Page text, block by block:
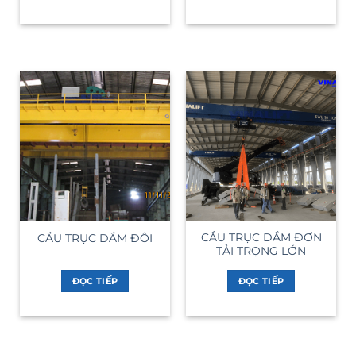
CẦU TRỤC DẦM ĐÔI
ĐỌC TIẾP
CẦU TRỤC DẦM ĐƠN
TẢI TRỌNG LỚN
ĐỌC TIẾP